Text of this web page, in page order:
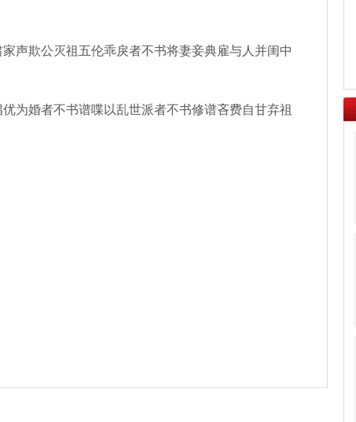
声欺公灭祖五伦乖戾者不书将妻妾典雇与人并闺中
婚者不书谱喋以乱世派者不书修谱吝费自甘弃祖